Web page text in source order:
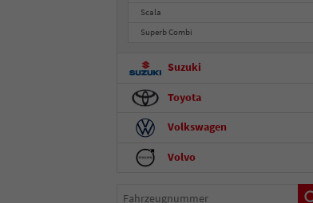
Scala
Superb Combi
Suzuki
Toyota
Volkswagen
Volvo
Fahrzeugnummer